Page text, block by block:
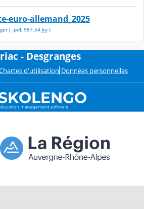
euro-allemand_2025
( .pdf, 987.54 ko)
- Desgranges
d'utilisation Données personnelles